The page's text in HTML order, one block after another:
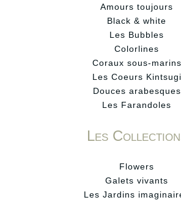
Amours toujours
Black & white
Les Bubbles
Colorlines
Coraux sous-marins
Les Coeurs Kintsugi
Douces arabesques
Les Farandoles
Les
Flowers
Galets vivants
Les Jardins